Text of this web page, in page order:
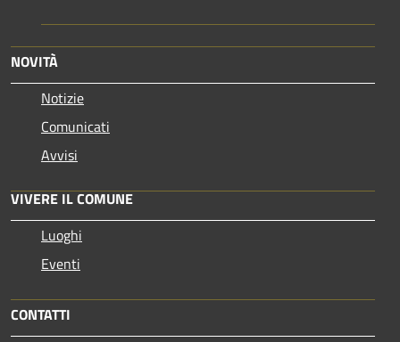
NOVITÀ
Notizie
Comunicati
Avvisi
VIVERE IL COMUNE
Luoghi
Eventi
CONTATTI